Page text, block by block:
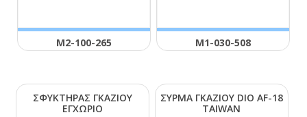
Μ2-100-265 Μ1-030-508
ΣΦΥΚΤΗΡΑΣ ΓΚΑΖΙΟΥ
ΕΓΧΩΡΙΟ
ΣΥΡΜΑ ΓΚΑΖΙΟΥ DΙΟ ΑF-18
ΤΑΙWΑΝ